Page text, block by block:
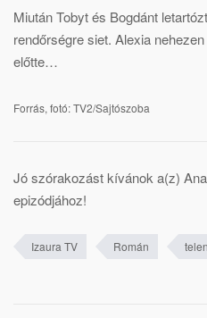
Miután Tobyt és Bogdánt
rendőrségre siet. Alexia
előtte…
Forrás, fotó: TV2/Sajtószoba
Jó szórakozást kívánok a(z)
epizódjához!
Izaura TV Román